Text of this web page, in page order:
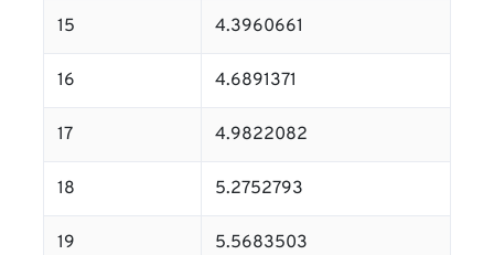
15 4.3960661
16 4.6891371
17 4.9822082
18 5.2752793
19 5.5683503